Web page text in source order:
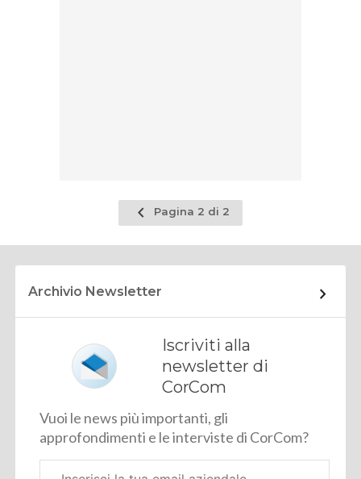
Pagina
precedente
Pagina 2 di 2
Archivio Newsletter
Iscriviti alla
newsletter di
CorCom
Vuoi le news più importanti, gli
approfondimenti e le interviste di CorCom?